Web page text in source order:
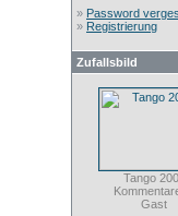
» Password
» Registrierung
Zufallsbild
Tango
Gast